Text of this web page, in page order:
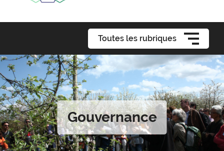
Toutes les rubriques
Gouvernance